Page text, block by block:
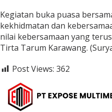
Kegiatan buka puasa
kekhidmatan dan
nilai kebersamaan yang
Tirta Tarum Karawang.
Post Views: 362